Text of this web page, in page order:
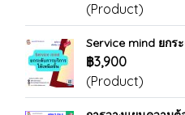
(Product)
Service mind ยกร
฿3,900
(Product)